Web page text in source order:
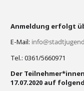
Anmeldung erfolgt
E-Mail:
Tel.: 0361/5660971
Der
17.07.2020 auf